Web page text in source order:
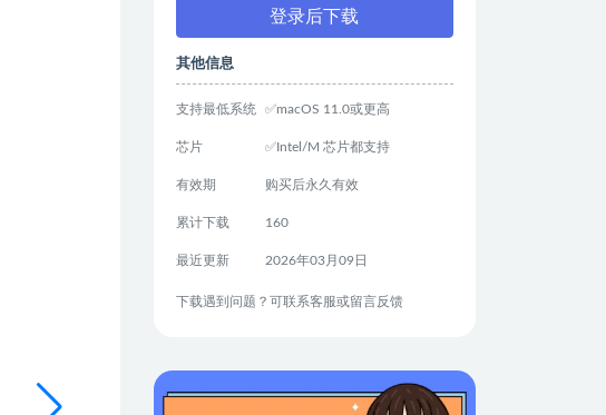
登录后下载
其他信息
支持最低系统 ✅macOS 11.0或更高
芯片 ✅Intel/M 芯片都支持
有效期 购买后永久有效
累计下载 160
最近更新 2026年03月09日
下载遇到问题？可联系客服或留言反馈